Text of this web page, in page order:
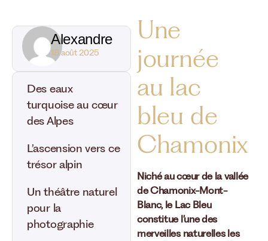
Alexandre
18 août 2025
Des eaux
turquoise au cœur
des Alpes
L’ascension vers ce
trésor alpin
Un théâtre naturel
pour la
photographie
Une
journée
au lac
bleu de
Chamonix
Niché au cœur de la vallée
de Chamonix-Mont-
Blanc,le Lac Bleu
constitue l’une des
merveilles naturelles les